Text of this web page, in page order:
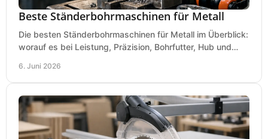
Beste Ständerbohrmaschinen für Metall
Die besten Ständerbohrmaschinen für Metall im Überblick:
worauf es bei Leistung, Präzision, Bohrfutter, Hub und
6. Juni 2026